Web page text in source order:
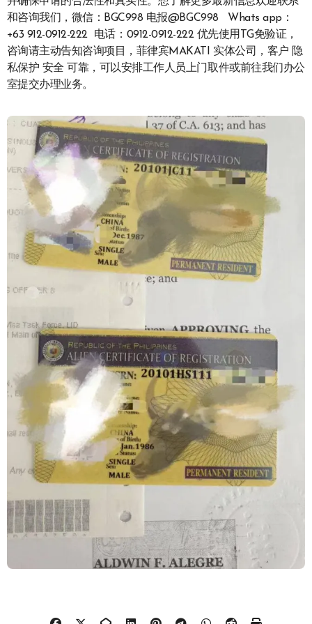
和咨询我们，微信：BGC998 电报@BGC998 Whats app：
+63 912-0912-222 电话：0912-0912-222 优先使用TG免验证，
咨询请主动告知咨询项目，菲律宾MAKATI 实体公司，客户 隐
私保护 安全 可靠，可以安排工作人员上门取件或前往我们办公
室提交办理业务。